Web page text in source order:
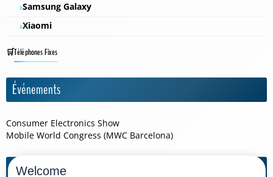
Samsung Galaxy
Xiaomi
Téléphones Fixes
Événements
Consumer Electronics Show
Mobile World Congress (MWC Barcelona)
Agendas de l'année
Welcome